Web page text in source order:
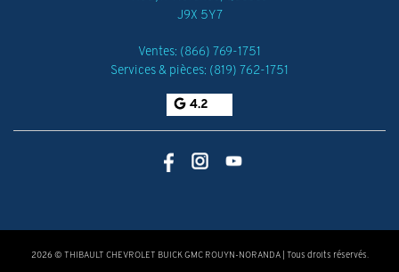
J9X 5Y7
Ventes: (866) 769-1751
Services & pièces: (819) 762-1751
4.2
2026 © THIBAULT CHEVROLET BUICK GMC ROUYN-NORANDA| Tous droits réservés.